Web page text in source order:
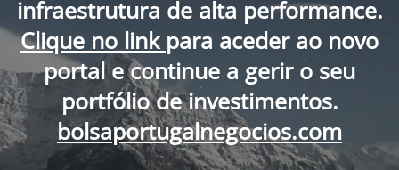
infraestrutura de alta performance.
Clique no link para aceder ao novo
portal e continue a gerir o seu
portfólio de investimentos.
bolsaportugalnegocios.com